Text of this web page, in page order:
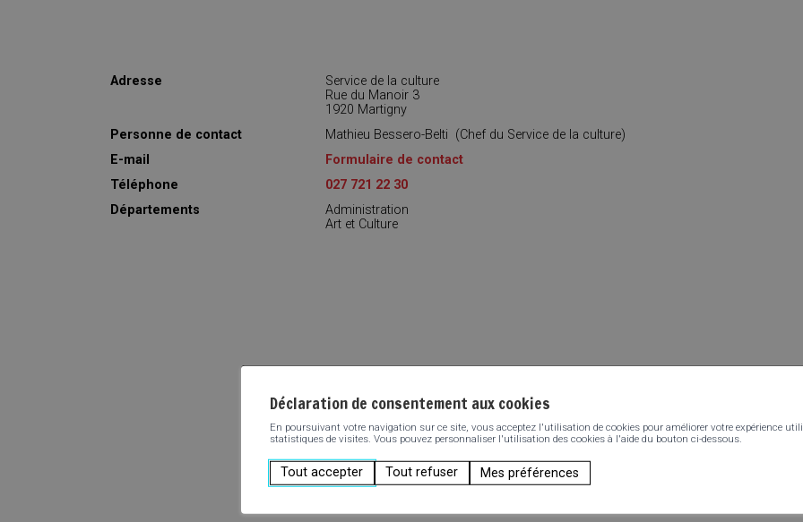
Adresse
Service de la culture
Rue du Manoir 3
1920 Martigny
Personne de contact
Mathieu Bessero-Belti (Chef du Service de la culture)
E-mail
Formulaire de contact
Téléphone
027 721 22 30
Départements
Administration
Art et Culture
Déclaration de consentement aux cookies
En poursuivant votre navigation sur ce site, vous acceptez l'utilisation de cookies pour améliorer votre expérience
statistiques de visites. Vous pouvez personnaliser l'utilisation des cookies à l'aide du bouton ci-dessous.
Tout accepter Tout refuser Mes préférences